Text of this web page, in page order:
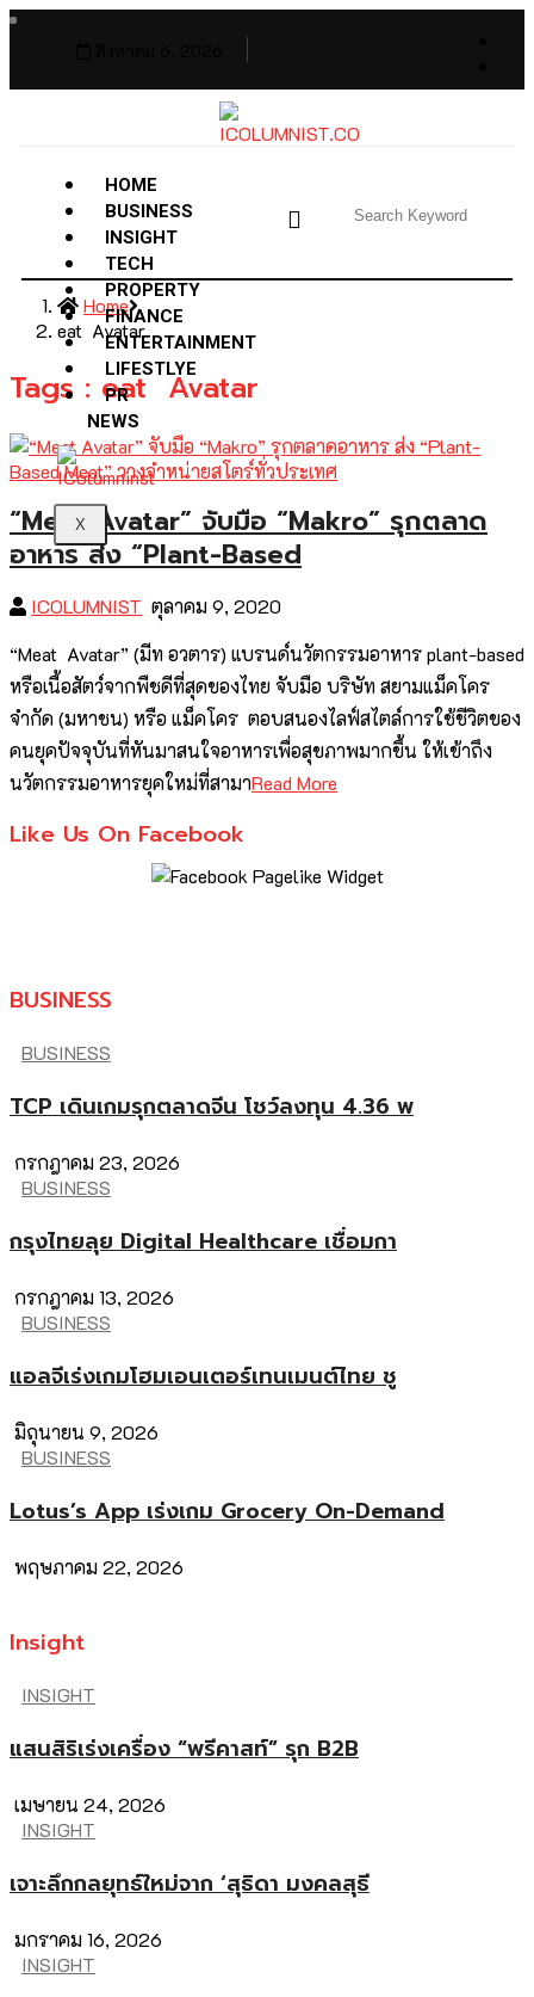
HOME
BUSINESS
INSIGHT
TECH
PROPERTY
FINANCE
ENTERTAINMENT
LIFESTLYE
PR
NEWS
X
Home
eat Avatar
Tags : eat Avatar
“Meat Avatar” จับมือ “Makro” รุกตลาด
อาหาร ส่ง “Plant-Based
ICOLUMNIST ตุลาคม 9, 2020
“Meat Avatar” (มีท อวตาร) แบรนด์นวัตกรรมอาหาร plant-based
หรือเนื้อสัตว์จากพืชดีที่สุดของไทย จับมือ บริษัท สยามแม็คโคร
จำกัด (มหาชน) หรือ แม็คโคร ตอบสนองไลฟ์สไตล์การใช้ชีวิตของ
คนยุคปัจจุบันที่หันมาสนใจอาหารเพื่อสุขภาพมากขึ้น ให้เข้าถึง
นวัตกรรมอาหารยุคใหม่ที่สามาRead More
Like Us On Facebook
BUSINESS
BUSINESS
TCP เดินเกมรุกตลาดจีน โชว์ลงทุน 4.36 พ
กรกฎาคม 23, 2026
BUSINESS
กรุงไทยลุย Digital Healthcare เชื่อมกา
กรกฎาคม 13, 2026
BUSINESS
แอลจีเร่งเกมโฮมเอนเตอร์เทนเมนต์ไทย ชู
มิถุนายน 9, 2026
BUSINESS
Lotus’s App เร่งเกม Grocery On-Demand
พฤษภาคม 22, 2026
Insight
INSIGHT
แสนสิริเร่งเครื่อง “พรีคาสท์” รุก B2B
เมษายน 24, 2026
INSIGHT
เจาะลึกกลยุทธ์ใหม่จาก ‘สุธิดา มงคลสุธี
มกราคม 16, 2026
INSIGHT